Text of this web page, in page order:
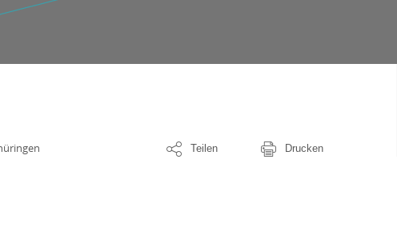
Teilen Drucken